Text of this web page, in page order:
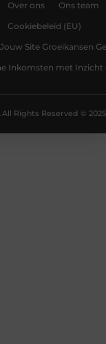
Over ons Ons team
Cookiebeleid (EU)
Site Groeikansen
Inkomsten met Inzicht
All Rights Reserved © 2025